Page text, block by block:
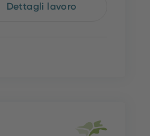
Dettagli lavoro